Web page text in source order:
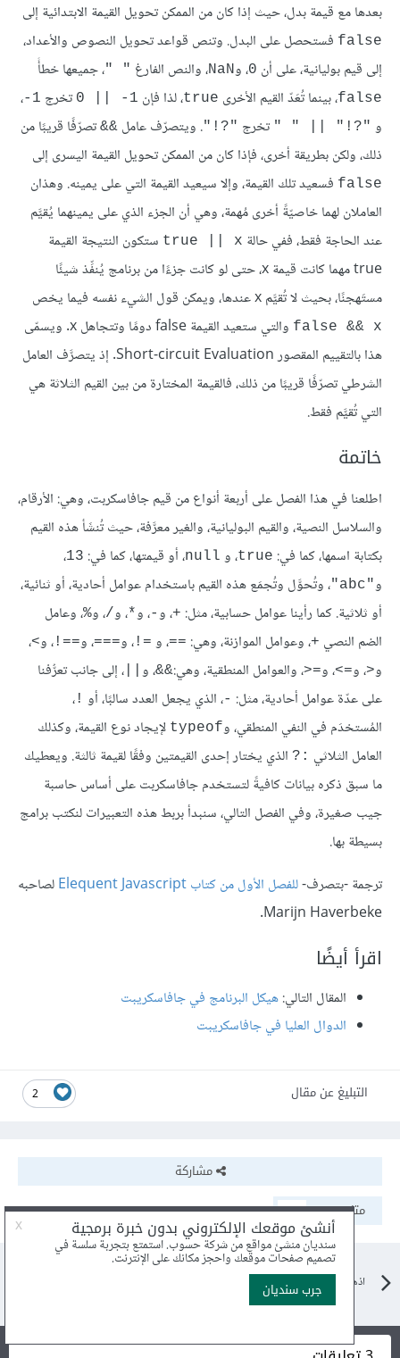
بعدها مع قيمة بدل، حيث إذا كان من الممكن تحويل القيمة الابتدائية إلى
false فستحصل على البدل. وتنص قواعد تحويل النصوص والأعداد،
إلى قيم بوليانية، على أن 0، وNaN، والنص الفارغ " "، جميعها خطأً
false، بينما تُعَدّ القيم الأخرى true، لذا فإن ‎0 || -1 تخرج 1-
،
و ‎" " || "!?"‎ تخرج "?!". ويتصرّف عامل && تصرّفًا قريبًا من
ذلك، ولكن بطريقة أخرى، فإذا كان من الممكن تحويل القيمة اليسرى إلى
false فسعيد تلك القيمة، وإلا سيعيد القيمة التي على يمينه. وهذان
العاملان لهما خاصيّةً أخرى مُهمة، وهي أن الجزء الذي على يمينهما يُقيَّم
عند الحاجة فقط، ففي حالة true || x ستكون النتيجة القيمة
true مهما كانت قيمة x، حتى لو كانت جزءًا من برنامج يُنفِّذ شيئًا
مستَهجنًا، بحيث لا تُقيَّم x عندها، ويمكن قول الشيء نفسه فيما يخص
false && x
والتي ستعيد القيمة false دومًا وتتجاهل x. ويسمّى
هذا بالتقييم المقصور Short-circuit Evaluation. إذ يتصرَّف العامل
الشرطي تصرّفًا قريبًا من ذلك، فالقيمة المختارة من بين القيم الثلاثة هي
التي تُقيَّم فقط.
خاتمة
اطلعنا في هذا الفصل على أربعة أنواع من قيم جافاسكربت، وهي: الأرقام،
والسلاسل النصية، والقيم البوليانية، والغير معرَّفة، حيث تُنشَأ هذه القيم
بكتابة اسمها، كما في: true، و null، أو قيمتها، كما في: 13،
و"abc"
، وتُحوَّل وتُجمَع هذه القيم باستخدام عوامل أحادية، أو ثنائية،
أو ثلاثية. كما رأينا عوامل حسابية، مثل: +، و-، و*، و/، و%، وعامل
الضم النصي +، وعوامل الموازنة، وهي: ==، و =! ، و===، و==! ، و>،
و<، و=>، و=<، والعوامل المنطقية، وهي:&&، و
، إلى جانب تعرُّفنا
على عدّة عوامل أحادية، مثل: -، الذي يجعل العدد سالبًا، أو ! ،
المُستخدَم في النفي المنطقي، وtypeof لإيجاد نوع القيمة، وكذلك
العامل الثلاثي :? الذي يختار إحدى القيمتين وفقًا لقيمة ثالثة. ويعطيك
ما سبق ذكره بيانات كافيةً لتستخدم جافاسكربت على أساس حاسبة
جيب صغيرة، وفي الفصل التالي، سنبدأ بربط هذه التعبيرات لنكتب برامج
بسيطة بها.
ترجمة -بتصرف-للفصل الأول من كتاب Elequent Javascript
لصاحبه
Marijn Haverbeke.
اقرأ أيضًا
المقال التالي:هيكل البرنامج في جافاسكريبت
الدوال العليا في جافاسكريبت
2 التبليغ عن مقال
مشاركة
متابعون
1
اذهب الى مقالات البرمجة